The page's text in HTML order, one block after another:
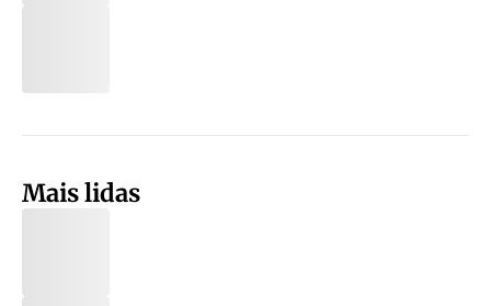
Mais lidas